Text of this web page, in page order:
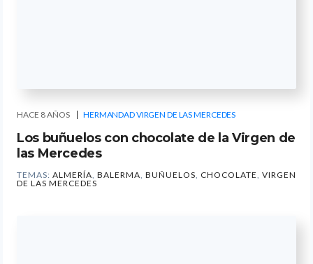
HACE 8 AÑOS HERMANDAD VIRGEN DE LAS MERCEDES
Los buñuelos con chocolate de la Virgen de
las Mercedes
TEMAS: ALMERÍA, BALERMA, BUÑUELOS, CHOCOLATE, VIRGEN
DE LAS MERCEDES